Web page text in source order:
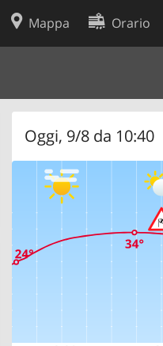
Mappa Orario
Oggi, 9/8 da 10:40